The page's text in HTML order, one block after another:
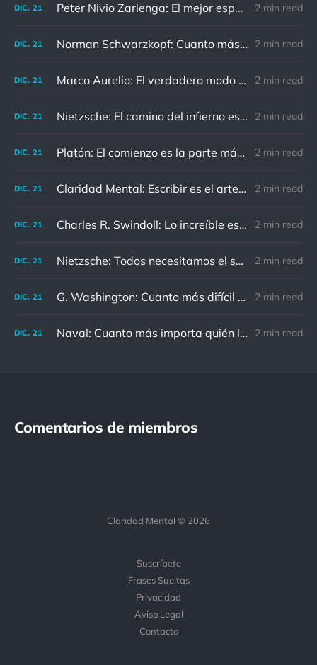
DIC. 21 Peter Nivio Zarlenga: El mejor espejo es un viejo amigo. 2 min read
DIC. 21 Norman Schwarzkopf: Cuanto más sudes por la paz, menos sangras por la guerra. 2 min read
DIC. 21 Marco Aurelio: El verdadero modo de vengarse de un enemigo es no parecérsele. 2 min read
DIC. 21 Nietzsche: El camino del infierno está asfaltado de buenas intenciones. 2 min read
DIC. 21 Platón: El comienzo es la parte más importante del trabajo 2 min read
DIC. 21 Claridad Mental: Escribir es el arte de calmar y despejar la mente. 2 min read
DIC. 21 Charles R. Swindoll: Lo increíble es que cada día podemos elegir la actitud que adoptaremos. 2 min read
DIC. 21 Nietzsche: Todos necesitamos el sentido de culpa, pero nadie necesita sentirse culpable. 2 min read
DIC. 21 G. Washington: Cuanto más difícil es el conflicto, mayor es el triunfo. 2 min read
DIC. 21 Naval: Cuanto más importa quién lo ha dicho, menos importa en realidad 2 min read
Comentarios de miembros
Claridad Mental © 2026
Suscríbete
Frases Sueltas
Privacidad
Aviso Legal
Contacto